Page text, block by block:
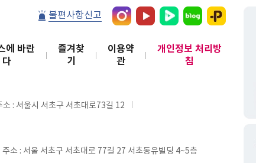
불편사항신고
에 바란
다
즐겨찾
기
이용약
관
개인정보 처리방
침
소 : 서울시 서초구 서초대로73길 12
주소 : 서울 서초구 서초대로 77길 27 서초동유빌딩 4~5층